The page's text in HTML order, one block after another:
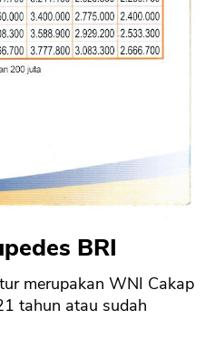
BRI
merupakan WNI Cakap
tahun atau sudah